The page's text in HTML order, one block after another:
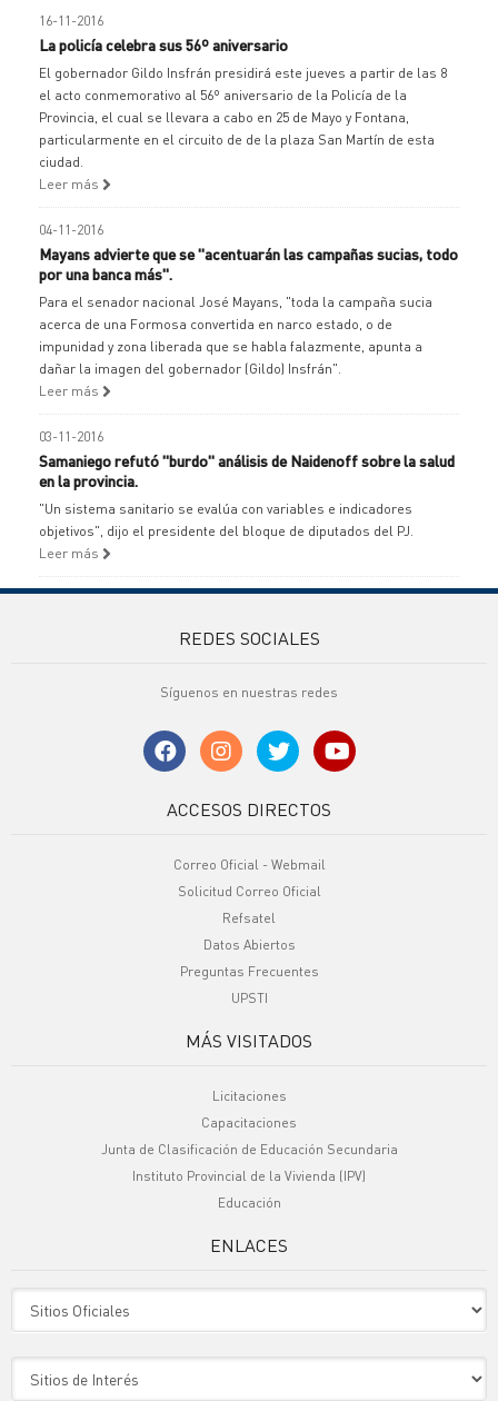
16-11-2016
La policía celebra sus 56º aniversario
El gobernador Gildo Insfrán presidirá este jueves a partir de las 8
el acto conmemorativo al 56º aniversario de la Policía de la
Provincia, el cual se llevara a cabo en 25 de Mayo y Fontana,
particularmente en el circuito de de la plaza San Martín de esta
ciudad.
Leer más
04-11-2016
Mayans advierte que se "acentuarán las campañas sucias, todo
por una banca más".
Para el senador nacional José Mayans, "toda la campaña sucia
acerca de una Formosa convertida en narco estado, o de
impunidad y zona liberada que se habla falazmente, apunta a
dañar la imagen del gobernador (Gildo) Insfrán".
Leer más
03-11-2016
Samaniego refutó "burdo" análisis de Naidenoff sobre la salud
en la provincia.
"Un sistema sanitario se evalúa con variables e indicadores
objetivos", dijo el presidente del bloque de diputados del PJ.
Leer más
REDES SOCIALES
Síguenos en nuestras redes
ACCESOS DIRECTOS
Correo Oficial - Webmail
Solicitud Correo Oficial
Refsatel
Datos Abiertos
Preguntas Frecuentes
UPSTI
MÁS VISITADOS
Licitaciones
Capacitaciones
Junta de Clasificación de Educación Secundaria
Instituto Provincial de la Vivienda (IPV)
Educación
ENLACES